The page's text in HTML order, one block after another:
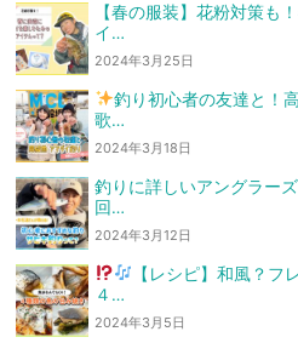
【春の服装】花粉対策も
イ…
2024年3月25日
釣り初心者の友達と！
歌…
2024年3月18日
釣りに詳しいアングラー
回…
2024年3月12日
【レシピ】和風？フ
４…
2024年3月5日